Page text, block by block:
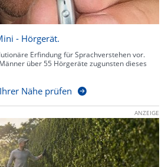
- Hörgerät.
Erfindung für Sprachverstehen vor.
über 55 Hörgeräte zugunsten dieses
Nähe prüfen
ANZEIGE